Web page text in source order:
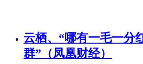
云栖、“哪有一毛一分
群”（凤凰财经）